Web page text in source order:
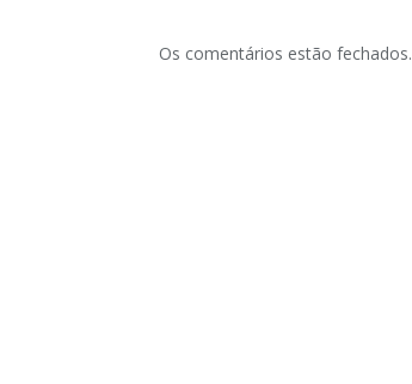
Os comentários estão fechados.